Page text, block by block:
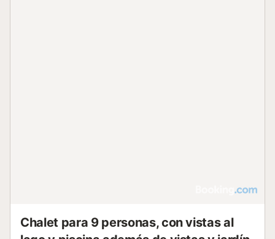
Chalet para 9 personas, con vistas al